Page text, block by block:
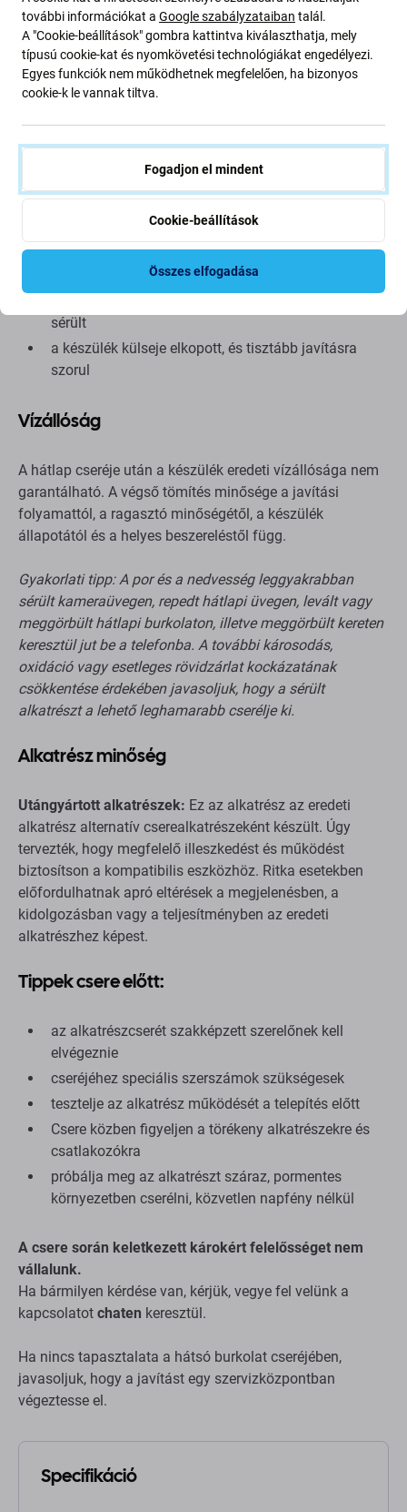
A készlet tartalmazza
hátsó ház integrált fémkerettel / fémlemezzel
hátsó kamera lencséje
Mikor kell ezt az alkatrészt kicserélni
a hátsó ház meghajlott, levált vagy megsérült esés
sérült
a készülék külseje elkopott, és tisztább javításra
szorul
Vízállóság
A hátlap cseréje után a készülék eredeti vízállósága nem
garantálható. A végső tömítés minősége a javítási
folyamattól, a ragasztó minőségétől, a készülék
állapotától és a helyes beszereléstől függ.
Gyakorlati tipp: A por és a nedvesség leggyakrabban
sérült kameraüvegen, repedt hátlapi üvegen, levált vagy
meggörbült hátlapi burkolaton, illetve meggörbült kereten
keresztül jut be a telefonba. A további károsodás,
oxidáció vagy esetleges rövidzárlat kockázatának
csökkentése érdekében javasoljuk, hogy a sérült
alkatrészt a lehető leghamarabb cserélje ki.
Alkatrész minőség
Utángyártott alkatrészek: Ez az alkatrész az eredeti
alkatrész alternatív cserealkatrészeként készült. Úgy
tervezték, hogy megfelelő illeszkedést és működést
biztosítson a kompatibilis eszközhöz. Ritka esetekben
előfordulhatnak apró eltérések a megjelenésben, a
kidolgozásban vagy a teljesítményben az eredeti
alkatrészhez képest.
Tippek csere előtt:
az alkatrészcserét szakképzett szerelőnek kell
elvégeznie
cseréjéhez speciális szerszámok szükségesek
tesztelje az alkatrész működését a telepítés előtt
Csere közben figyeljen a törékeny alkatrészekre és
csatlakozókra
próbálja meg az alkatrészt száraz, pormentes
környezetben cserélni, közvetlen napfény nélkül
A csere során keletkezett károkért felelősséget nem
vállalunk.
Ha bármilyen kérdése van, kérjük, vegye fel velünk a
kapcsolatot chaten keresztül.
Ha nincs tapasztalata a hátsó burkolat cseréjében,
javasoljuk, hogy a javítást egy szervizközpontban
végeztesse el.
Specifikáció
további információkat a Google szabályzataiban talál.
A "Cookie-beállítások" gombra kattintva kiválaszthatja, mely
típusú cookie-kat és nyomkövetési technológiákat engedélyezi.
Egyes funkciók nem működhetnek megfelelően, ha bizonyos
cookie-k le vannak tiltva.
Fogadjon el mindent
Cookie-beállítások
Összes elfogadása